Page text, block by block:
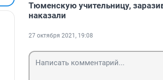
Тюменскую учительницу,
наказали
27 октября 2021, 19:08